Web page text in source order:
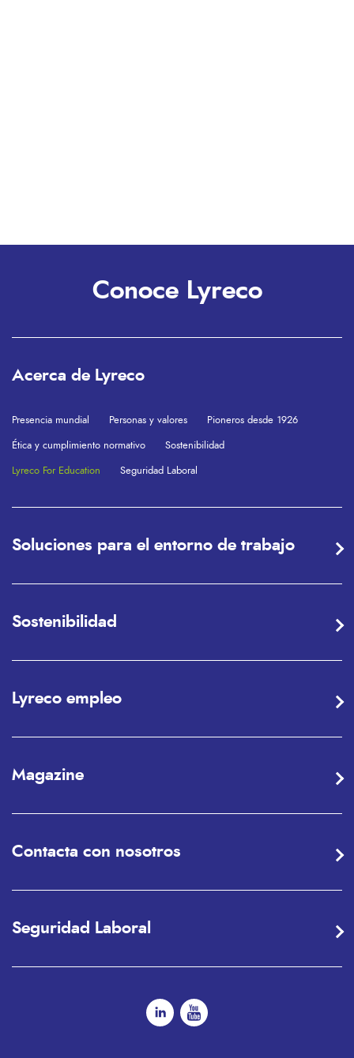
Conoce Lyreco
Acerca de Lyreco
Presencia mundial Personas y valores Pioneros desde 1926
Ética y cumplimiento normativo Sostenibilidad
Lyreco For Education Seguridad Laboral
Soluciones para el entorno de trabajo
Sostenibilidad
Lyreco empleo
Magazine
Contacta con nosotros
Seguridad Laboral